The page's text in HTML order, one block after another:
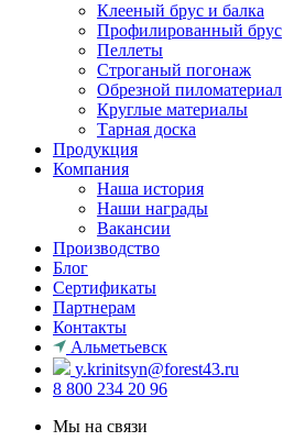
Клееный брус и балка
Профилированный брус
Пеллеты
Строганый погонаж
Обрезной пиломатериал
Круглые материалы
Тарная доска
Продукция
Компания
Наша история
Наши награды
Вакансии
Производство
Блог
Сертификаты
Партнерам
Контакты
Альметьевск
y.krinitsyn@forest43.ru
8 800 234 20 96
Мы на связи